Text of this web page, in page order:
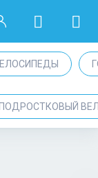
ПОДРОСТКОВЫЙ